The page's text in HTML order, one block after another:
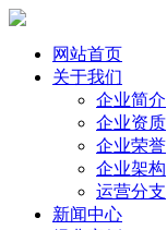
网站首页
关于我们
企业简介
企业资质
企业荣誉
企业架构
运营分支
新闻中心